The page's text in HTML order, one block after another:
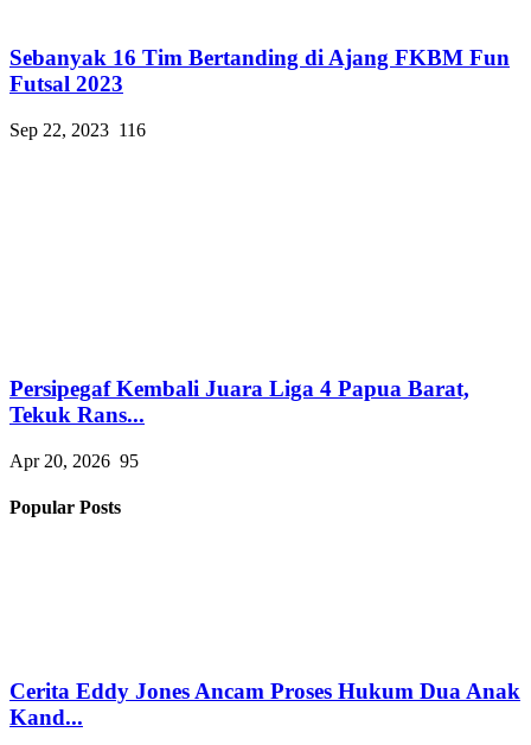
Sebanyak 16 Tim Bertanding di Ajang FKBM Fun
Futsal 2023
Sep 22, 2023 116
Persipegaf Kembali Juara Liga 4 Papua Barat,
Tekuk Rans...
Apr 20, 2026 95
Popular Posts
Cerita Eddy Jones Ancam Proses Hukum Dua Anak
Kand...